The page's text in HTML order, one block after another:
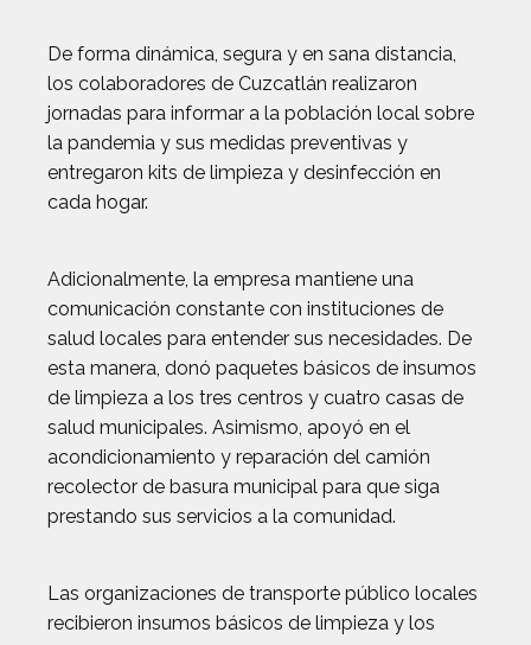
De forma dinámica, segura y en sana distancia,
los colaboradores de Cuzcatlán realizaron
jornadas para informar a la población local sobre
la pandemia y sus medidas preventivas y
entregaron kits de limpieza y desinfección en
cada hogar.
Adicionalmente, la empresa mantiene una
comunicación constante con instituciones de
salud locales para entender sus necesidades. De
esta manera, donó paquetes básicos de insumos
de limpieza a los tres centros y cuatro casas de
salud municipales. Asimismo, apoyó en el
acondicionamiento y reparación del camión
recolector de basura municipal para que siga
prestando sus servicios a la comunidad.
Las organizaciones de transporte público locales
recibieron insumos básicos de limpieza y los